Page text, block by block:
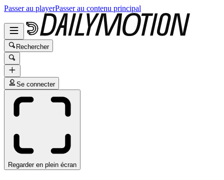
Passer au playerPasser au contenu principal
Rechercher
Se connecter
Regarder en plein écran